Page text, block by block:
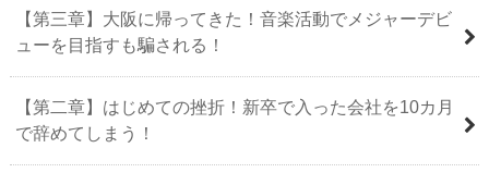
【第三章】大阪に帰ってきた！音楽活動でメジャーデビ
ューを目指すも騙される！
【第二章】はじめての挫折！新卒で入った会社を10カ月
で辞めてしまう！